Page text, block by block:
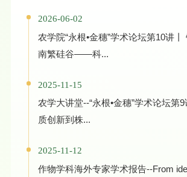
2026-06-02
农学院“永根•金穗”学术论坛第10讲丨
南繁硅谷——科...
2025-11-15
农学大讲堂--“永根•金穗”学术论坛第9讲 — —
质创新到株...
2025-11-12
作物学科海外专家学术报告--From